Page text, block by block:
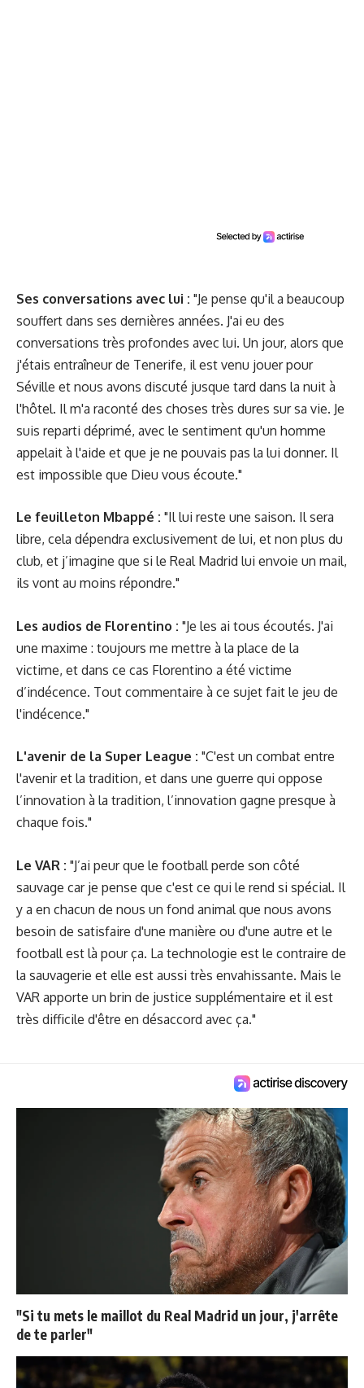
Ses conversations avec lui : "Je pense qu'il a beaucoup
souffert dans ses dernières années. J'ai eu des
conversations très profondes avec lui. Un jour, alors que
j'étais entraîneur de Tenerife, il est venu jouer pour
Séville et nous avons discuté jusque tard dans la nuit à
l'hôtel. Il m'a raconté des choses très dures sur sa vie. Je
suis reparti déprimé, avec le sentiment qu'un homme
appelait à l'aide et que je ne pouvais pas la lui donner. Il
est impossible que Dieu vous écoute."
Le feuilleton Mbappé : "Il lui reste une saison. Il sera
libre, cela dépendra exclusivement de lui, et non plus du
club, et j’imagine que si le Real Madrid lui envoie un mail,
ils vont au moins répondre."
Les audios de Florentino : "Je les ai tous écoutés. J'ai
une maxime : toujours me mettre à la place de la
victime, et dans ce cas Florentino a été victime
d’indécence. Tout commentaire à ce sujet fait le jeu de
l'indécence."
L'avenir de la Super League : "C'est un combat entre
l'avenir et la tradition, et dans une guerre qui oppose
l’innovation à la tradition, l’innovation gagne presque à
chaque fois."
Le VAR : "J’ai peur que le football perde son côté
sauvage car je pense que c'est ce qui le rend si spécial. Il
y a en chacun de nous un fond animal que nous avons
besoin de satisfaire d'une manière ou d'une autre et le
football est là pour ça. La technologie est le contraire de
la sauvagerie et elle est aussi très envahissante. Mais le
VAR apporte un brin de justice supplémentaire et il est
très difficile d'être en désaccord avec ça."
"Si tu mets le maillot du Real Madrid un jour, j'arrête
de te parler"